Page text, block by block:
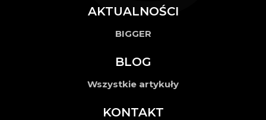
AKTUALNOŚCI
BIGGER
BLOG
Wszystkie artykuły
KONTAKT